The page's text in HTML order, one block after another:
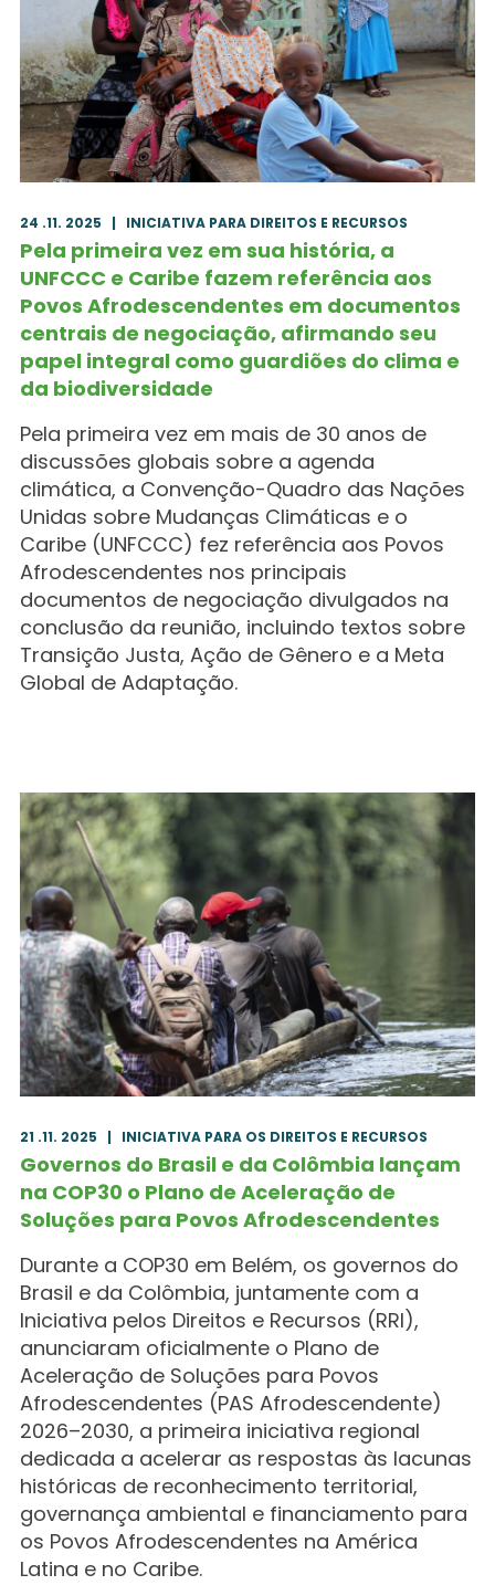
24 .11. 2025 | INICIATIVA PARA DIREITOS E RECURSOS
Pela primeira vez em sua história, a
UNFCCC e Caribe fazem referência aos
Povos Afrodescendentes em documentos
centrais de negociação, afirmando seu
papel integral como guardiões do clima e
da biodiversidade
Pela primeira vez em mais de 30 anos de
discussões globais sobre a agenda
climática, a Convenção-Quadro das Nações
Unidas sobre Mudanças Climáticas e o
Caribe (UNFCCC) fez referência aos Povos
Afrodescendentes nos principais
documentos de negociação divulgados na
conclusão da reunião, incluindo textos sobre
Transição Justa, Ação de Gênero e a Meta
Global de Adaptação.
21 .11. 2025 | INICIATIVA PARA OS DIREITOS E RECURSOS
Governos do Brasil e da Colômbia lançam
na COP30 o Plano de Aceleração de
Soluções para Povos Afrodescendentes
Durante a COP30 em Belém, os governos do
Brasil e da Colômbia, juntamente com a
Iniciativa pelos Direitos e Recursos (RRI),
anunciaram oficialmente o Plano de
Aceleração de Soluções para Povos
Afrodescendentes (PAS Afrodescendente)
2026–2030, a primeira iniciativa regional
dedicada a acelerar as respostas às lacunas
históricas de reconhecimento territorial,
governança ambiental e financiamento para
os Povos Afrodescendentes na América
Latina e no Caribe.